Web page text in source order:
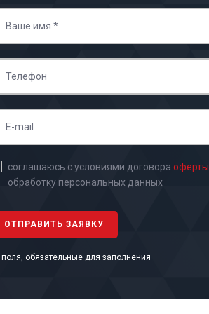
соглашаюсь с условиями договора оферты
обработку персональных данных
поля, обязательные для заполнения